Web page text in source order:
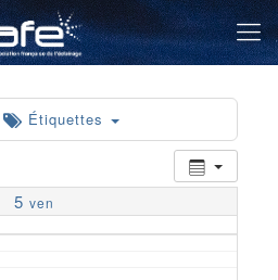
Étiquettes
5 ven